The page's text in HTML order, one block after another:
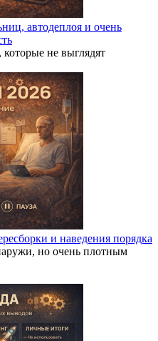
автодеплоя и очень
не выглядят
и наведения порядка
но очень плотным